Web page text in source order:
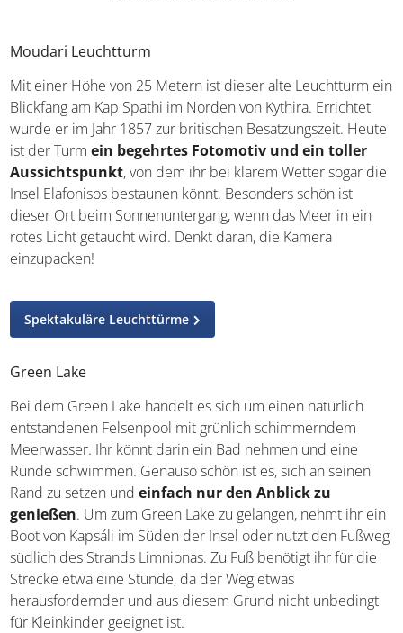
Moudari Leuchtturm
Mit einer Höhe von 25 Metern ist dieser alte Leuchtturm ein
Blickfang am Kap Spathi im Norden von Kythira. Errichtet
wurde er im Jahr 1857 zur britischen Besatzungszeit. Heute
ist der Turmein begehrtes Fotomotiv und ein toller
Aussichtspunkt, von dem ihr bei klarem Wetter sogar die
Insel Elafonisos bestaunen könnt. Besonders schön ist
dieser Ort beim Sonnenuntergang, wenn das Meer in ein
rotes Licht getaucht wird. Denkt daran, die Kamera
einzupacken!
Spektakuläre Leuchttürme
Green Lake
Bei dem Green Lake handelt es sich um einen natürlich
entstandenen Felsenpool mit grünlich schimmerndem
Meerwasser. Ihr könnt darin ein Bad nehmen und eine
Runde schwimmen. Genauso schön ist es, sich an seinen
Rand zu setzen undeinfach nur den Anblick zu
genießen. Um zum Green Lake zu gelangen, nehmt ihr ein
Boot von Kapsáli im Süden der Insel oder nutzt den Fußweg
südlich des Strands Limnionas. Zu Fuß benötigt ihr für die
Strecke etwa eine Stunde, da der Weg etwas
herausfordernder und aus diesem Grund nicht unbedingt
für Kleinkinder geeignet ist.